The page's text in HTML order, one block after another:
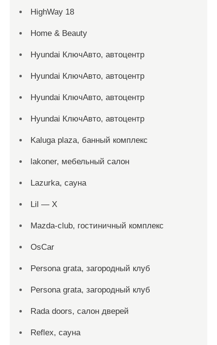
HighWay 18
Home & Beauty
Hyundai КлючАвто, автоцентр
Hyundai КлючАвто, автоцентр
Hyundai КлючАвто, автоцентр
Hyundai КлючАвто, автоцентр
Kaluga plaza, банный комплекс
lakoner, мебельный салон
Lazurka, сауна
Lil — X
Mazda-club, гостиничный комплекс
OsCar
Persona grata, загородный клуб
Persona grata, загородный клуб
Rada doors, салон дверей
Reflex, сауна